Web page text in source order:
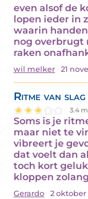
even alsof de
lopen ieder in
waarin
nog overbrugt
raken
wil melker 21
Ritme van slag
3.4
Soms is je
maar niet te
vibreert je
dat voelt dan
toch kort
kloppen
Gerardo 2 oktober